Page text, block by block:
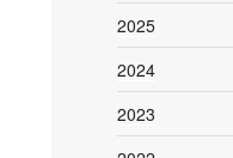
2025
2024
2023